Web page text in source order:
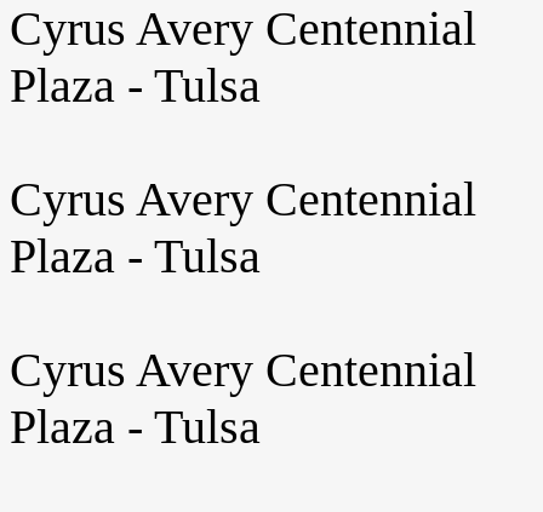
Cyrus Avery Centennial
Plaza - Tulsa
Cyrus Avery Centennial
Plaza - Tulsa
Cyrus Avery Centennial
Plaza - Tulsa